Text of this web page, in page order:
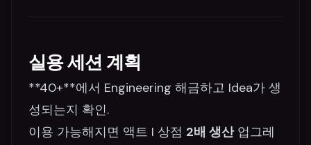
실용 세션 계획
**40+**에서 Engineering 해금하고 Idea가 생
성되는지 확인.
이용 가능해지면 액트 I 상점 2배 생산업그레